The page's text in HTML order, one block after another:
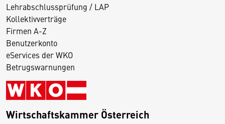
Lehrabschlussprüfung / LAP
Kollektivverträge
Firmen A-Z
Benutzerkonto
eServices der WKO
Betrugswarnungen
Wirtschaftskammer Österreich